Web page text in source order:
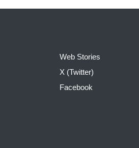
Web Stories
X (Twitter)
Facebook